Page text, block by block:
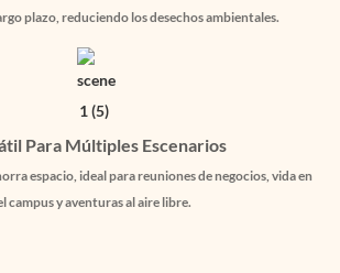
plazo, reduciendo los desechos ambientales.
Para Múltiples Escenarios
espacio, ideal para reuniones de negocios, vida en
campus y aventuras al aire libre.